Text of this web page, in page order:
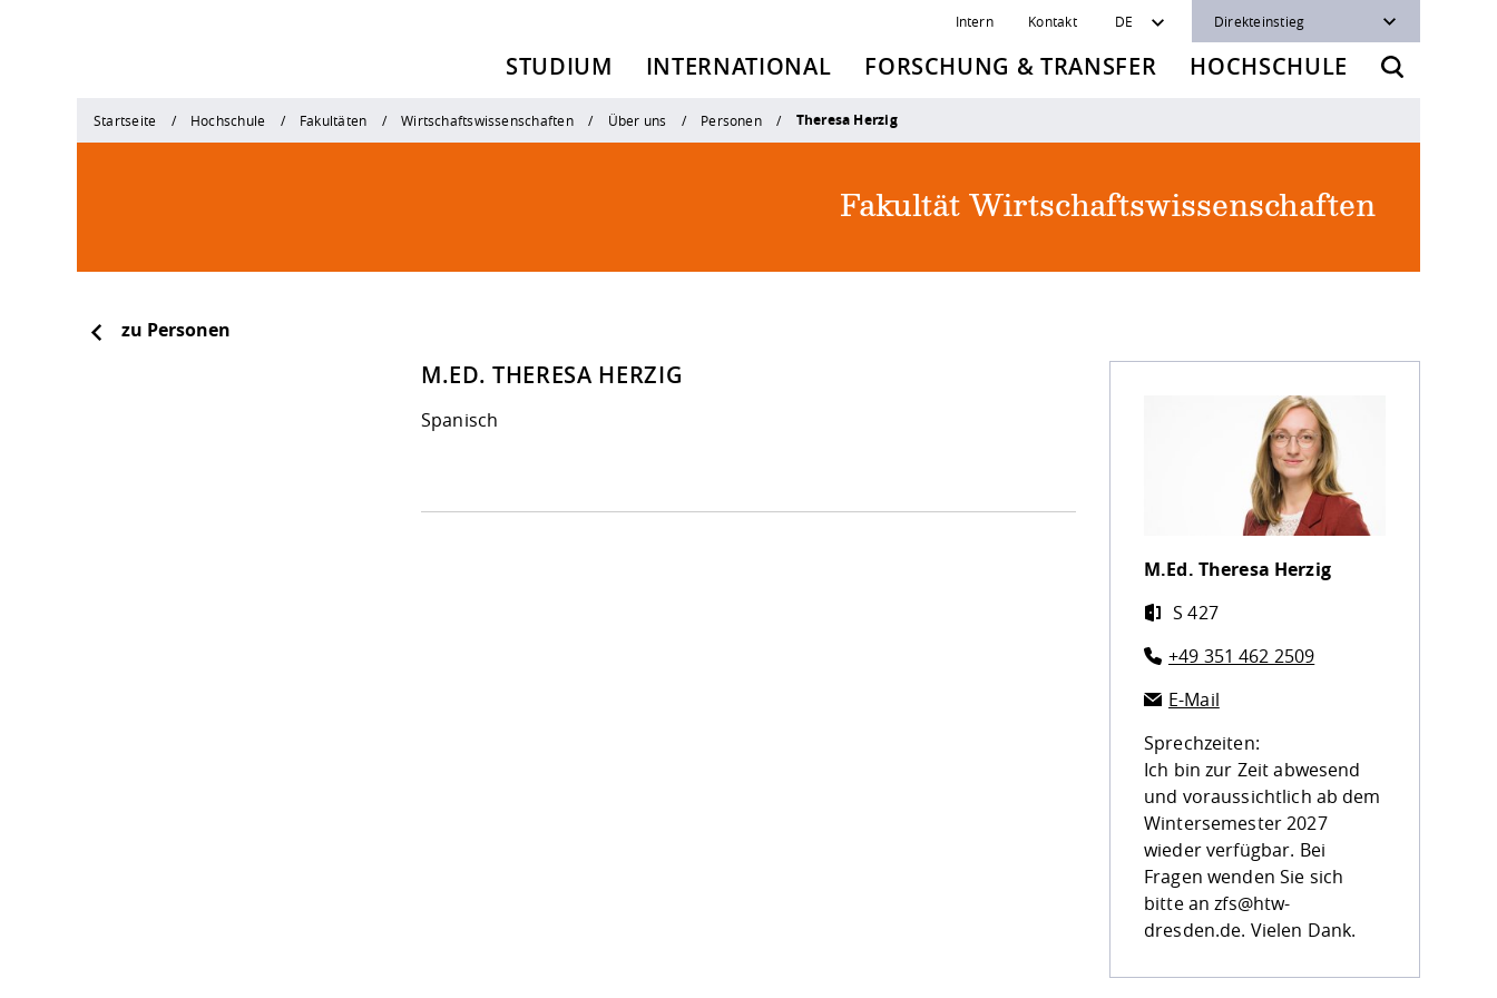
Intern Kontakt DE Direkteinstieg
STUDIUM INTERNATIONAL FORSCHUNG & TRANSFER HOCHSCHULE
Startseite Hochschule Fakultäten Wirtschaftswissenschaften Über uns Personen Theresa Herzig
Fakultät Wirtschaftswissenschaften
zu Personen
M.ED. THERESA HERZIG
Spanisch
M.Ed. Theresa Herzig
S 427
+49 351 462 2509
E-Mail
Sprechzeiten:
Ich bin zur Zeit abwesend
und voraussichtlich ab dem
Wintersemester 2027
wieder verfügbar. Bei
Fragen wenden Sie sich
bitte an zfs@htw-
dresden.de. Vielen Dank.